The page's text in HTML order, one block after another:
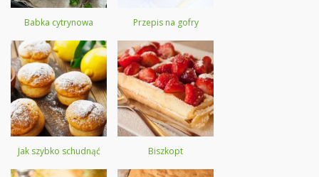
Babka cytrynowa Przepis na gofry
Jak szybko schudnąć Biszkopt